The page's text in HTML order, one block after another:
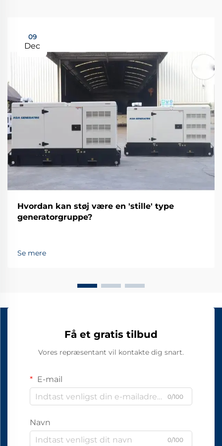
09
Dec
Hvordan kan støj være en 'stille' type
generatorgruppe?
Se mere
Få et gratis tilbud
Vores repræsentant vil kontakte dig snart.
E-mail
0/100
Navn
0/100